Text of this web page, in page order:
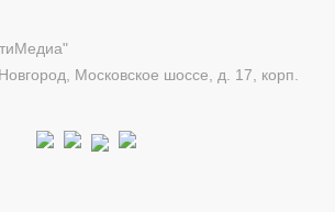
Московское шоссе, д. 17, корп.